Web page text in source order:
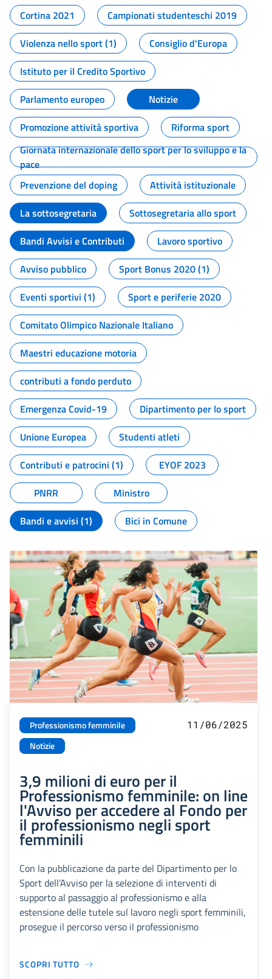
Cortina 2021
Campionati studenteschi 2019
Violenza nello sport (1)
Consiglio d'Europa
Istituto per il Credito Sportivo
Parlamento europeo
Notizie
Promozione attività sportiva
Riforma sport
Giornata internazionale dello sport per lo sviluppo e la
pace
Prevenzione del doping
Attività istituzionale
La sottosegretaria
Sottosegretaria allo sport
Bandi Avvisi e Contributi
Lavoro sportivo
Avviso pubblico
Sport Bonus 2020 (1)
Eventi sportivi (1)
Sport e periferie 2020
Comitato Olimpico Nazionale Italiano
Maestri educazione motoria
contributi a fondo perduto
Emergenza Covid-19
Dipartimento per lo sport
Unione Europea
Studenti atleti
Contributi e patrocini (1)
EYOF 2023
PNRR
Ministro
Bandi e avvisi (1)
Bici in Comune
Professionismo femminile
Notizie
11/06/2025
3,9 milioni di euro per il
Professionismo femminile: on line
l'Avviso per accedere al Fondo per
il professionismo negli sport
femminili
Con la pubblicazione da parte del Dipartimento per lo
Sport dell’Avviso per la selezione di interventi di
supporto al passaggio al professionismo e alla
estensione delle tutele sul lavoro negli sport femminili,
prosegue il percorso verso il professionismo
SCOPRI TUTTO